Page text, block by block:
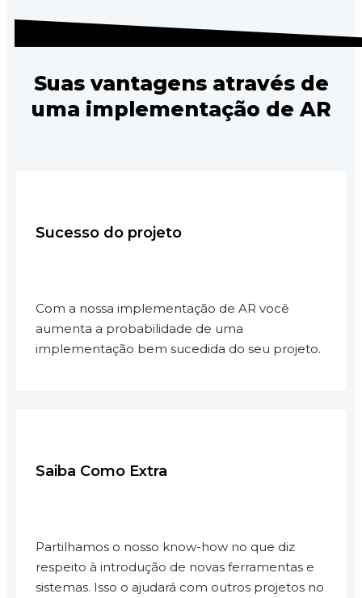
Suas vantagens através de
uma implementação de AR
Sucesso do projeto
Com a nossa implementação de AR você
aumenta a probabilidade de uma
implementação bem sucedida do seu projeto.
Saiba Como Extra
Partilhamos o nosso know-how no que diz
respeito à introdução de novas ferramentas e
sistemas. Isso o ajudará com outros projetos no